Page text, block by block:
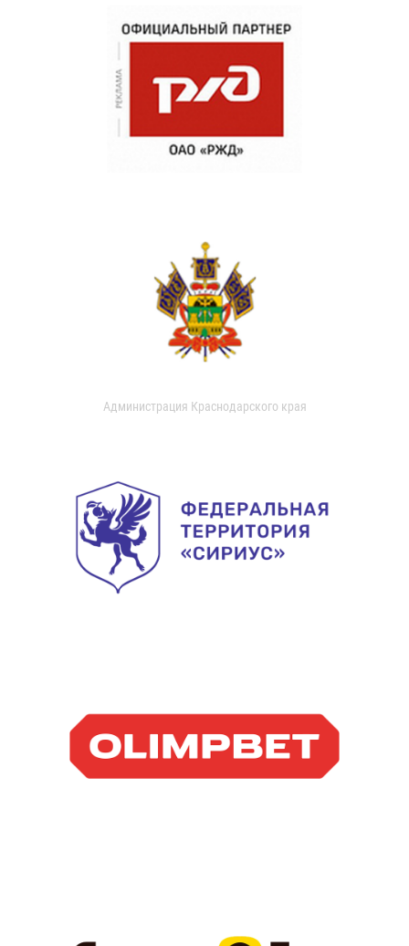
Администрация Краснодарского края